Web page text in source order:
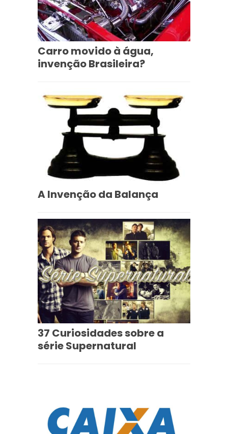
Carro movido à água,
invenção Brasileira?
A Invenção da Balança
37 Curiosidades sobre a
série Supernatural